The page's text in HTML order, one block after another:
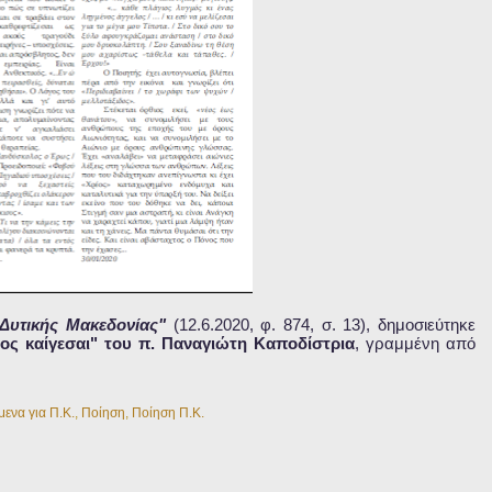
Μακεδονίας" (12.6.2020, φ. 874, σ. 13), δημοσιεύτηκε
καίγεσαι" του π. Παναγιώτη Καποδίστρια, γραμμένη από
για Π.Κ. Ποίηση Ποίηση Π.Κ.